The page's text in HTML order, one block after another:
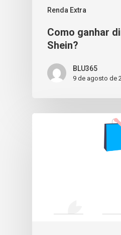
Renda Extra
Como ganhar
Shein?
BLU365
9 de agosto de